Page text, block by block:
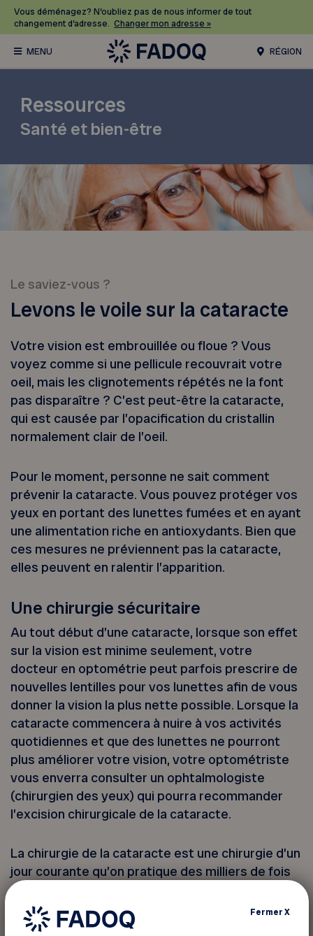
Vous déménagez? N’oubliez pas de nous informer de tout
changement d’adresse. Changer mon adresse »
RÉGION
Ressources
Santé et bien-être
Le saviez-vous ?
Levons le voile sur la cataracte
Votre vision est embrouillée ou floue ? Vous
voyez comme si une pellicule recouvrait votre
oeil, mais les clignotements répétés ne la font
pas disparaître ? C’est peut-être la cataracte,
qui est causée par l’opacification du cristallin
normalement clair de l’oeil.
Pour le moment, personne ne sait comment
prévenir la cataracte. Vous pouvez protéger vos
yeux en portant des lunettes fumées et en ayant
une alimentation riche en antioxydants. Bien que
ces mesures ne préviennent pas la cataracte,
elles peuvent en ralentir l’apparition.
Une chirurgie sécuritaire
Au tout début d’une cataracte, lorsque son effet
sur la vision est minime seulement, votre
docteur en optométrie peut parfois prescrire de
nouvelles lentilles pour vos lunettes afin de vous
donner la vision la plus nette possible. Lorsque la
cataracte commencera à nuire à vos activités
quotidiennes et que des lunettes ne pourront
plus améliorer votre vision, votre optométriste
vous enverra consulter un ophtalmologiste
(chirurgien des yeux) qui pourra recommander
l’excision chirurgicale de la cataracte.
La chirurgie de la cataracte est une chirurgie d’un
jour courante qu’on pratique des milliers de fois
tous les jours dans le monde. En pratiquant une
incision minuscule, votre ophtalmologiste
remplacera votre cristallin existant par un
FermerX